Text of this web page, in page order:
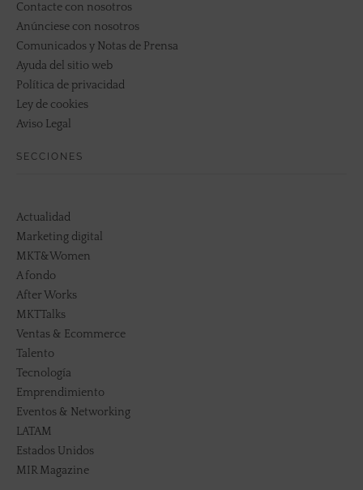
Contacte con nosotros
Anúnciese con nosotros
Comunicados y Notas de Prensa
Ayuda del sitio web
Política de privacidad
Ley de cookies
Aviso Legal
SECCIONES
Actualidad
Marketing digital
MKT&Women
A fondo
After Works
MKTTalks
Ventas & Ecommerce
Talento
Tecnología
Emprendimiento
Eventos & Networking
LATAM
Estados Unidos
MIR Magazine